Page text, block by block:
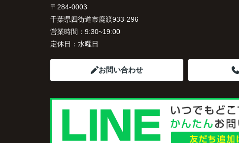
〒284-0003
千葉県四街道市鹿渡933-296
営業時間： 9:30~19:00
定休日： 水曜日
お問い合わせ